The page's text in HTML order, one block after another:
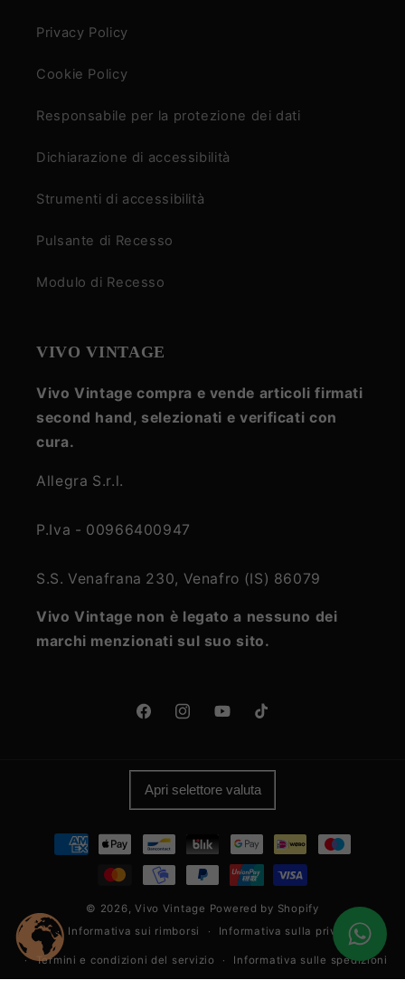
Privacy Policy
Cookie Policy
Responsabile per la protezione dei dati
Dichiarazione di accessibilità
Strumenti di accessibilità
Pulsante di Recesso
Modulo di Recesso
VIVO VINTAGE
Vivo Vintage compra e vende articoli firmati
second hand, selezionati e verificati con
cura.
Allegra S.r.l.
P.Iva - 00966400947
S.S. Venafrana 230, Venafro (IS) 86079
Vivo Vintage non è legato a nessuno dei
marchi menzionati sul suo sito.
FacebookInstagramYouTubeTikTok
Apri selettore valuta
Metodi
pagamento
© 2026,Vivo Vintage Powered by Shopify
Informativa sui rimborsi
Informativa sulla privacy
Termini e condizioni del servizio Informativa sulle spedizioni